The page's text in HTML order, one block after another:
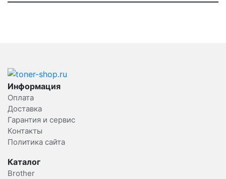
Информация
Оплата
Доставка
Гарантия и сервис
Контакты
Политика сайта
Каталог
Brother